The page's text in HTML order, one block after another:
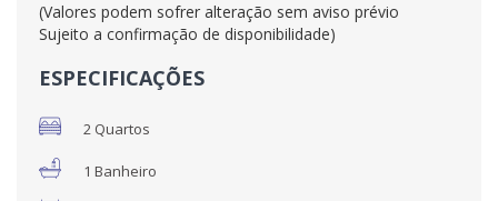
(Valores podem sofrer alteração sem aviso prévio
Sujeito a confirmação de disponibilidade)
ESPECIFICAÇÕES
2 Quartos
1 Banheiro